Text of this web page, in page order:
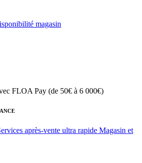
magasin
FLOA Pay (de 50€ à 6 000€)
après-vente ultra rapide Magasin et